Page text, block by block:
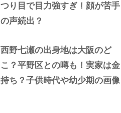
つり目で目力強すぎ！顔が苦手
の声続出？
西野七瀬の出身地は大阪のど
こ？平野区との噂も！実家は金
持ち？子供時代や幼少期の画像